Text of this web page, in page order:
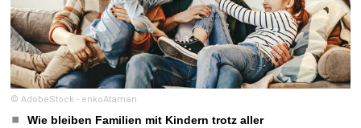
© AdobeStock - enkoAtaman
Wie bleiben Familien mit Kindern trotz aller